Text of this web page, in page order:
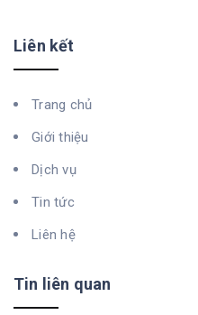
Liên kết
Trang chủ
Giới thiệu
Dịch vụ
Tin tức
Liên hệ
Tin liên quan